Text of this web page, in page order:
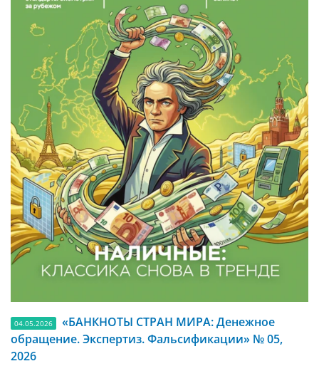
04.05.2026
«БАНКНОТЫ СТРАН МИРА: Денежное
обращение. Экспертиз. Фальсификации» № 05,
2026